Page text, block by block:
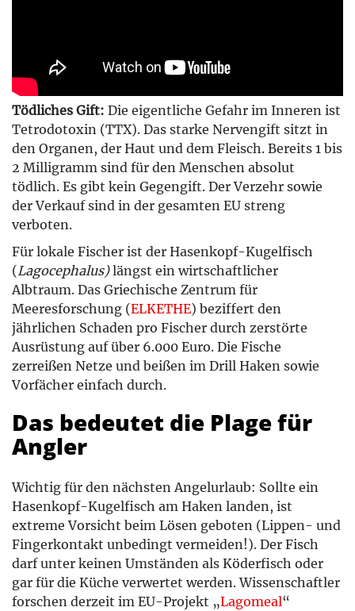
Tödliches Gift: Die eigentliche Gefahr im Inneren ist
Tetrodotoxin (TTX). Das starke Nervengift sitzt in
den Organen, der Haut und dem Fleisch. Bereits 1 bis
2 Milligramm sind für den Menschen absolut
tödlich. Es gibt kein Gegengift. Der Verzehr sowie
der Verkauf sind in der gesamten EU streng
verboten.
Für lokale Fischer ist der Hasenkopf-Kugelfisch
(Lagocephalus)längst ein wirtschaftlicher
Albtraum. Das Griechische Zentrum für
Meeresforschung (ELKETHE) beziffert den
jährlichen Schaden pro Fischer durch zerstörte
Ausrüstung auf über 6.000 Euro. Die Fische
zerreißen Netze und beißen im Drill Haken sowie
Vorfächer einfach durch.
Das bedeutet die Plage für
Angler
Wichtig für den nächsten Angelurlaub: Sollte ein
Hasenkopf-Kugelfisch am Haken landen, ist
extreme Vorsicht beim Lösen geboten (Lippen- und
Fingerkontakt unbedingt vermeiden!). Der Fisch
darf unter keinen Umständen als Köderfisch oder
gar für die Küche verwertet werden. Wissenschaftler
forschen derzeit im EU-Projekt „Lagomeal“